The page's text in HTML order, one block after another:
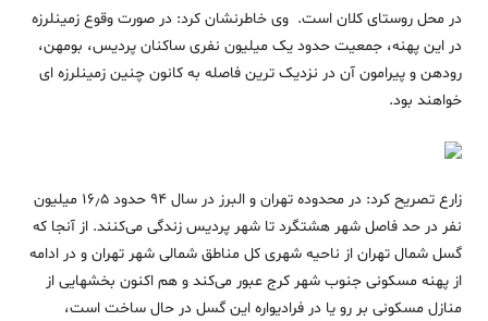
در محل روستای کلان است. وی خاطرنشان کرد: در صورت وقوع زمینلرزه
در این پهنه، جمعیت حدود یک میلیون نفری ساکنان پردیس، بومهن،
رودهن و پیرامون آن در نزدیک ترین فاصله به کانون چنین زمینلرزه ای
خواهند بود.
زارع تصریح کرد: در محدوده تهران و البرز در سال ۹۴ حدود ۱۶٫۵ میلیون
نفر در حد فاصل شهر هشتگرد تا شهر پردیس زندگی می‌کنند. از آنجا که
گسل شمال تهران از ناحیه شهری کل مناطق شمالی شهر تهران و در ادامه
از پهنه مسکونی جنوب شهر کرج عبور می‌کند و هم اکنون بخشهایی از
منازل مسکونی بر رو یا در فرادیواره این گسل در حال ساخت است،